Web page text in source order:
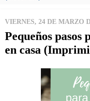
VIERNES, 24 DE MARZO
Pequeños
en casa